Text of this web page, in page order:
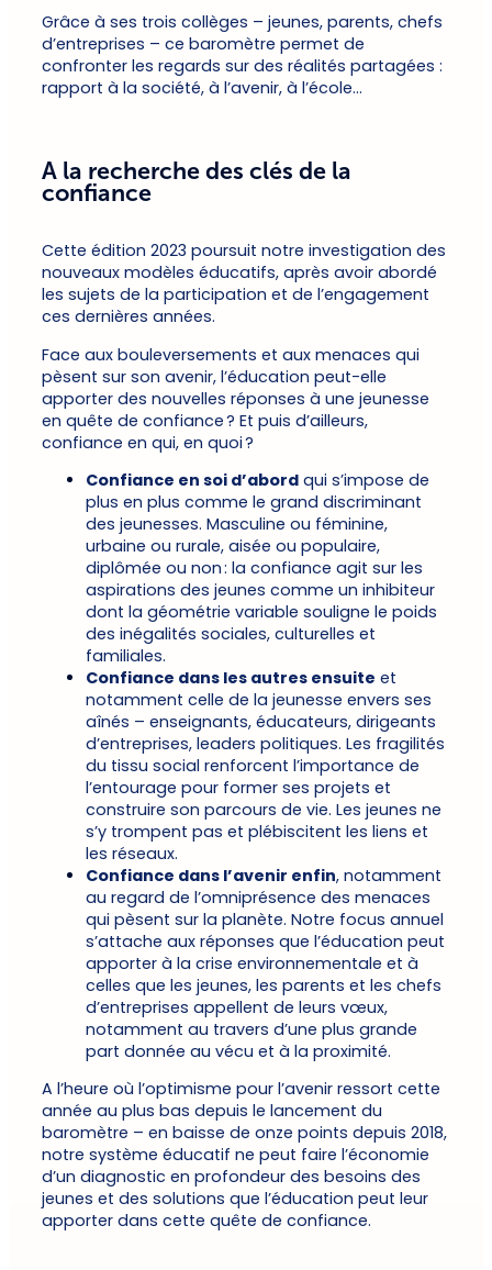
Grâce à ses trois collèges – jeunes, parents, chefs
d’entreprises – ce baromètre permet de
confronter les regards sur des réalités partagées :
rapport à la société, à l’avenir, à l’école…
A la recherche des clés de la
confiance
Cette édition 2023 poursuit notre investigation des
nouveaux modèles éducatifs, après avoir abordé
les sujets de la participation et de l’engagement
ces dernières années.
Face aux bouleversements et aux menaces qui
pèsent sur son avenir, l’éducation peut-elle
apporter des nouvelles réponses à une jeunesse
en quête de confiance ? Et puis d’ailleurs,
confiance en qui, en quoi ?
Confiance en soi d’abord qui s’impose de
plus en plus comme le grand discriminant
des jeunesses. Masculine ou féminine,
urbaine ou rurale, aisée ou populaire,
diplômée ou non : la confiance agit sur les
aspirations des jeunes comme un inhibiteur
dont la géométrie variable souligne le poids
des inégalités sociales, culturelles et
familiales.
Confiance dans les autres ensuite et
notamment celle de la jeunesse envers ses
aînés – enseignants, éducateurs, dirigeants
d’entreprises, leaders politiques. Les fragilités
du tissu social renforcent l’importance de
l’entourage pour former ses projets et
construire son parcours de vie. Les jeunes ne
s’y trompent pas et plébiscitent les liens et
les réseaux.
Confiance dans l’avenir enfin, notamment
au regard de l’omniprésence des menaces
qui pèsent sur la planète. Notre focus annuel
s’attache aux réponses que l’éducation peut
apporter à la crise environnementale et à
celles que les jeunes, les parents et les chefs
d’entreprises appellent de leurs vœux,
notamment au travers d’une plus grande
part donnée au vécu et à la proximité.
A l’heure où l’optimisme pour l’avenir ressort cette
année au plus bas depuis le lancement du
baromètre – en baisse de onze points depuis 2018,
notre système éducatif ne peut faire l’économie
d’un diagnostic en profondeur des besoins des
jeunes et des solutions que l’éducation peut leur
apporter dans cette quête de confiance.